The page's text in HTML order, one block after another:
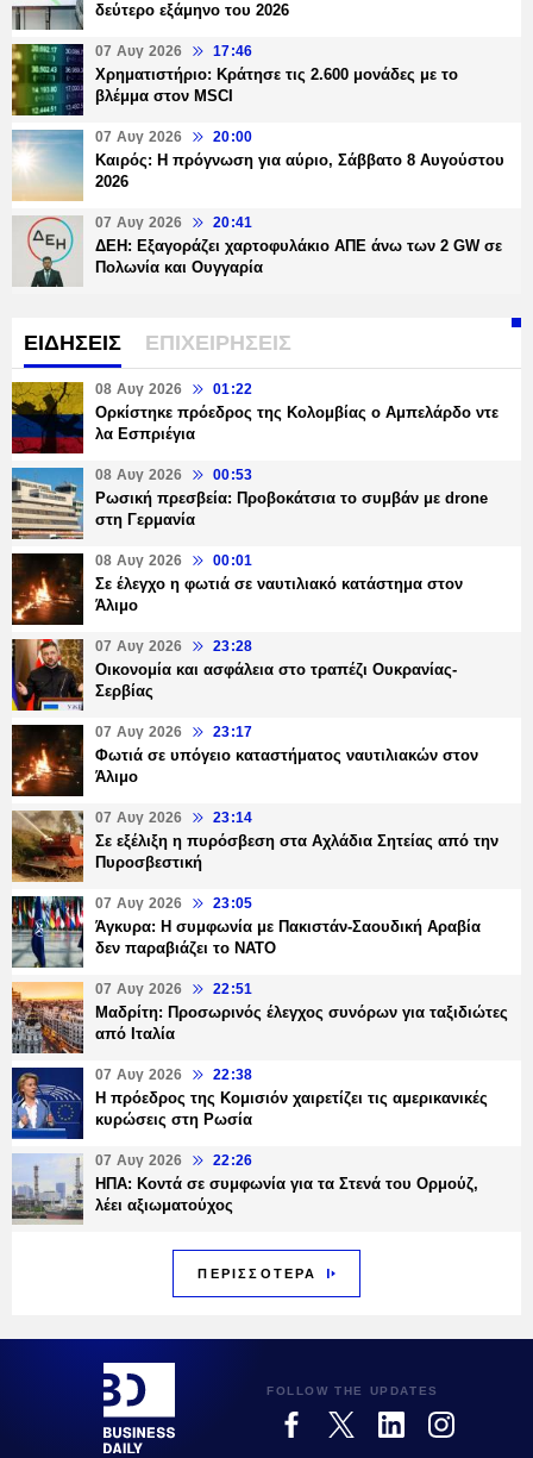
δεύτερο εξάμηνο του 2026
07 Αυγ 2026 17:46
Χρηματιστήριο: Κράτησε τις 2.600 μονάδες με το
βλέμμα στον MSCI
07 Αυγ 2026 20:00
Καιρός: Η πρόγνωση για αύριο, Σάββατο 8 Αυγούστου
2026
07 Αυγ 2026 20:41
ΔΕΗ: Εξαγοράζει χαρτοφυλάκιο ΑΠΕ άνω των 2 GW σε
Πολωνία και Ουγγαρία
ΕΙΔΗΣΕΙΣ ΕΠΙΧΕΙΡΗΣΕΙΣ
08 Αυγ 2026 01:22
Ορκίστηκε πρόεδρος της Κολομβίας ο Αμπελάρδο ντε
λα Εσπριέγια
08 Αυγ 2026 00:53
Ρωσική πρεσβεία: Προβοκάτσια το συμβάν με drone
στη Γερμανία
08 Αυγ 2026 00:01
Σε έλεγχο η φωτιά σε ναυτιλιακό κατάστημα στον
Άλιμο
07 Αυγ 2026 23:28
Οικονομία και ασφάλεια στο τραπέζι Ουκρανίας-
Σερβίας
07 Αυγ 2026 23:17
Φωτιά σε υπόγειο καταστήματος ναυτιλιακών στον
Άλιμο
07 Αυγ 2026 23:14
Σε εξέλιξη η πυρόσβεση στα Αχλάδια Σητείας από την
Πυροσβεστική
07 Αυγ 2026 23:05
Άγκυρα: Η συμφωνία με Πακιστάν-Σαουδική Αραβία
δεν παραβιάζει το ΝΑΤΟ
07 Αυγ 2026 22:51
Μαδρίτη: Προσωρινός έλεγχος συνόρων για ταξιδιώτες
από Ιταλία
07 Αυγ 2026 22:38
Η πρόεδρος της Κομισιόν χαιρετίζει τις αμερικανικές
κυρώσεις στη Ρωσία
07 Αυγ 2026 22:26
ΗΠΑ: Κοντά σε συμφωνία για τα Στενά του Ορμούζ,
λέει αξιωματούχος
ΠΕΡΙΣΣΟΤΕΡΑ
FOLLOW THE UPDATES